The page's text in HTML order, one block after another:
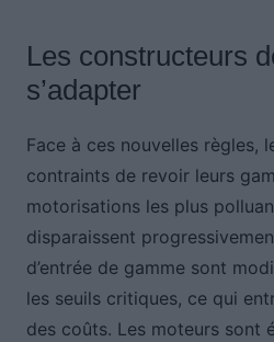
Les constructeurs
s’adapter
Face à ces nouvelles règles,
contraints de revoir leurs
motorisations les plus
disparaissent
d’entrée de gamme sont
les seuils critiques, ce qui
des coûts. Les moteurs sont